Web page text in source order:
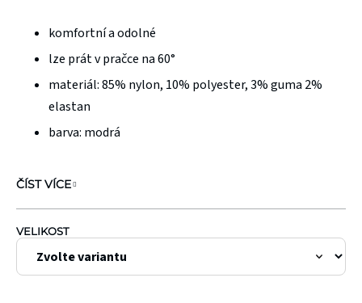
VELIKOST
komfortní a odolné
lze prát v pračce na 60°
materiál: 85% nylon, 10% polyester, 3% guma 2%
elastan
barva: modrá
ČÍST VÍCE